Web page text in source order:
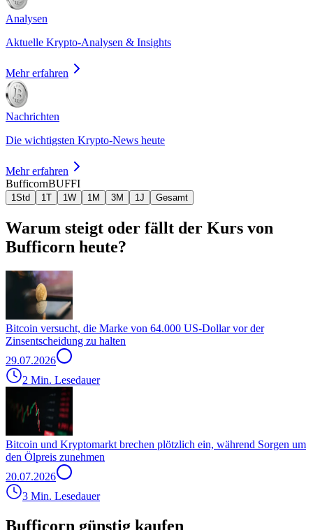
Analysen
Aktuelle Krypto-Analysen & Insights
Mehr erfahren
Nachrichten
Die wichtigsten Krypto-News heute
Mehr erfahren
BufficornBUFFI
1Std 1T 1W 1M 3M 1J Gesamt
Warum steigt oder fällt der Kurs von
Bufficorn heute?
Bitcoin versucht, die Marke von 64.000 US-Dollar vor der
Zinsentscheidung zu halten
29.07.2026
2 Min. Lesedauer
Bitcoin und Kryptomarkt brechen plötzlich ein, während Sorgen um
den Ölpreis zunehmen
20.07.2026
3 Min. Lesedauer
Bufficorn günstig kaufen